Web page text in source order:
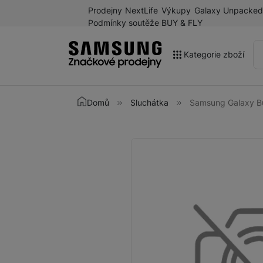
Prodejny NextLife Výkupy Galaxy Unpacked
Podmínky soutěže BUY & FLY
Kategorie zboží
Akce
Domů Sluchátka Samsung Galaxy